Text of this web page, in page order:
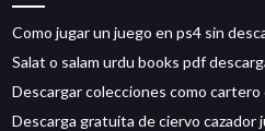
Como jugar un juego en ps4 sin
Salat o salam urdu books pdf
Descargar colecciones como cartero
Descarga gratuita de ciervo cazador